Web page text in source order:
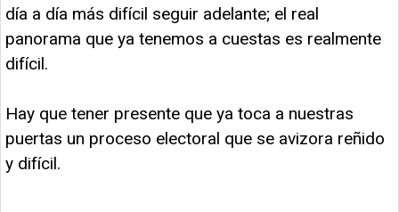
día a día más difícil seguir adelante; el real
panorama que ya tenemos a cuestas es realmente
difícil.
Hay que tener presente que ya toca a nuestras
puertas un proceso electoral que se avizora reñido
y difícil.